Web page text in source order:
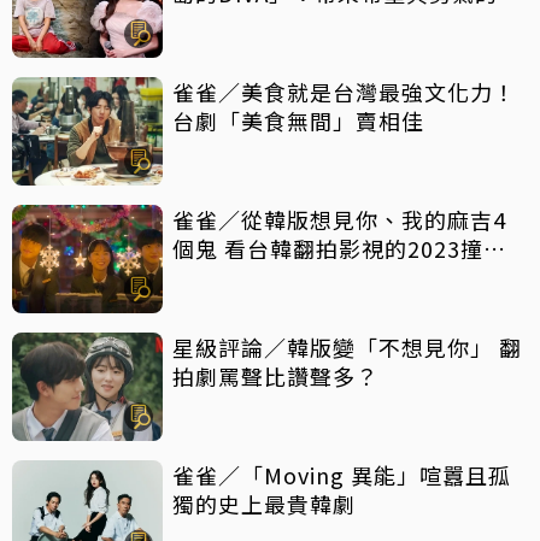
雀雀／美食就是台灣最強文化力！
台劇「美食無間」賣相佳
雀雀／從韓版想見你、我的麻吉4
個鬼 看台韓翻拍影視的2023撞擊
星級評論／韓版變「不想見你」 翻
拍劇罵聲比讚聲多？
雀雀／「Moving 異能」喧囂且孤
獨的史上最貴韓劇